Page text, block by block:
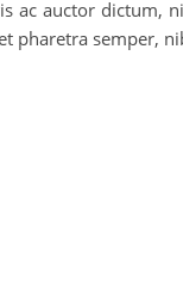
auctor dictum,
semper,